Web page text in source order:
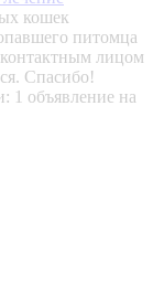
кошек
питомца
лицом
Спасибо!
1 объявление на